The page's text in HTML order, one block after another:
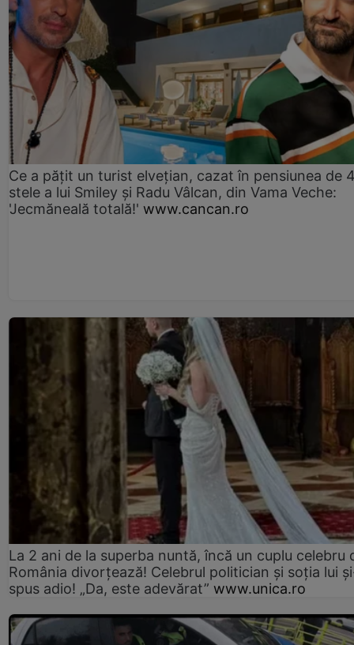
Ce a pățit un turist elvețian, cazat în pensiunea de
stele a lui Smiley și Radu Vâlcan, din Vama Veche:
'Jecmăneală totală!' www.cancan.ro
La 2 ani de la superba nuntă, încă un cuplu celebru
România divorțează! Celebrul politician și soția lui
spus adio! „Da, este adevărat” www.unica.ro